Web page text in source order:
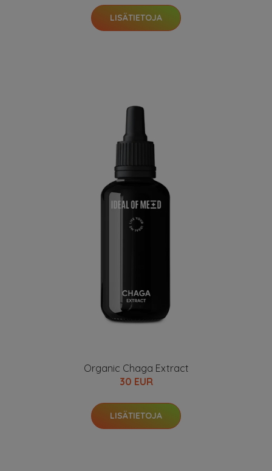
LISÄTIETOJA
Organic Chaga Extract
30 EUR
LISÄTIETOJA